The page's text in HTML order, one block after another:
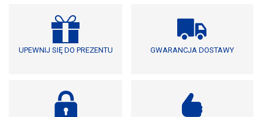
UPEWNIJ SIĘ DO PREZENTU GWARANCJA DOSTAWY